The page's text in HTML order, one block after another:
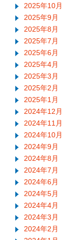
2025年10月
2025年9月
2025年8月
2025年7月
2025年6月
2025年4月
2025年3月
2025年2月
2025年1月
2024年12月
2024年11月
2024年10月
2024年9月
2024年8月
2024年7月
2024年6月
2024年5月
2024年4月
2024年3月
2024年2月